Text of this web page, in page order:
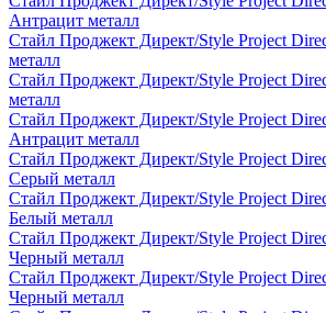
Антрацит металл
Стайл Проджект Директ/Style Project
металл
Стайл Проджект Директ/Style Project
металл
Стайл Проджект Директ/Style Project
Антрацит металл
Стайл Проджект Директ/Style Project
Серый металл
Стайл Проджект Директ/Style Project
Белый металл
Стайл Проджект Директ/Style Project
Черный металл
Стайл Проджект Директ/Style Project
Черный металл